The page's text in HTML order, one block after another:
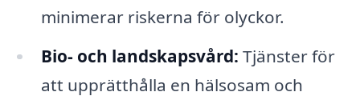
minimerar riskerna för olyckor.
Bio- och landskapsvård: Tjänster för
att upprätthålla en hälsosam och